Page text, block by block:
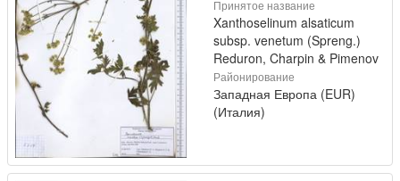
Принятое название
Xanthoselinum alsaticum
subsp. venetum (Spreng.)
Reduron, Charpin & Pimenov
Районирование
Западная Европа (EUR)
(Италия)